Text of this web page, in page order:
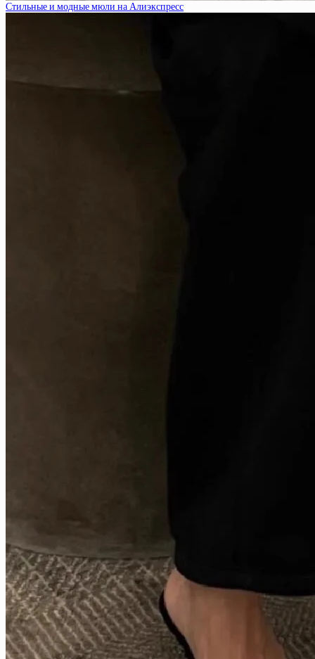
Стильные и модные мюли на Алиэкспресс